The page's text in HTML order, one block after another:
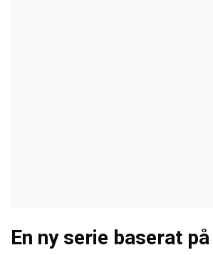
En ny serie baserat